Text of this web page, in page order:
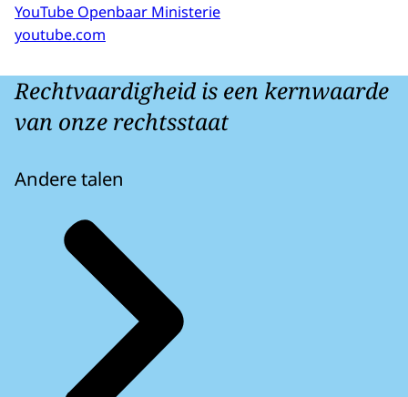
YouTube Openbaar Ministerie
youtube.com
Rechtvaardigheid is een kernwaarde
van onze rechtsstaat
Andere talen